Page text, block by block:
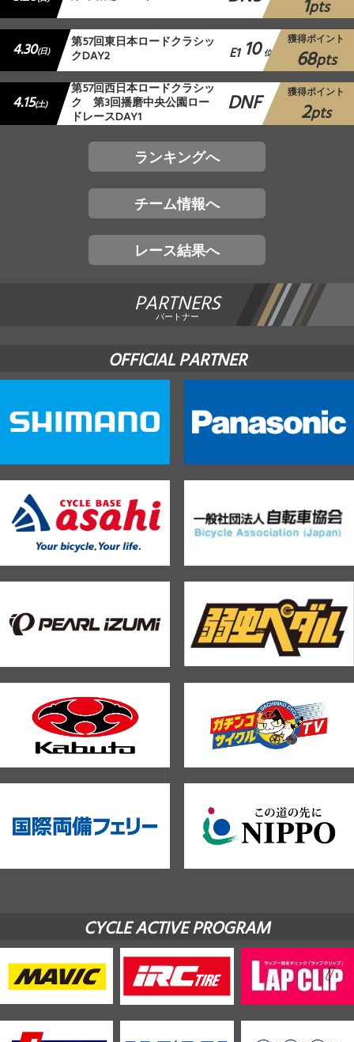
1pts
4.30(日) 第57回東日本ロードクラシッ
クDAY2 E1 10 位
獲得ポイント
68pts
4.15(土)
第57回西日本ロードクラシッ
ク 第3回播磨中央公園ロー
ドレースDAY1 DNF 獲得ポイント
2pts
ランキングへ
チーム情報へ
レース結果へ
PARTNERS
パートナー
OFFICIAL PARTNER
CYCLE ACTIVE PROGRAM